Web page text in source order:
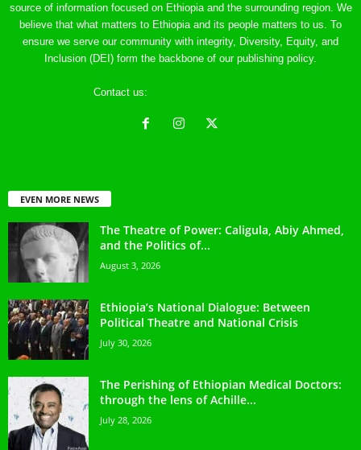
source of information focused on Ethiopia and the surrounding region. We
believe that what matters to Ethiopia and its people matters to us. To
ensure we serve our community with integrity, Diversity, Equity, and
Inclusion (DEI) form the backbone of our publishing policy.
Contact us:
EVEN MORE NEWS
The Theatre of Power: Caligula, Abiy Ahmed,
and the Politics of...
August 3, 2026
Ethiopia’s National Dialogue: Between
Political Theatre and National Crisis
July 30, 2026
The Perishing of Ethiopian Medical Doctors:
through the lens of Achille...
July 28, 2026